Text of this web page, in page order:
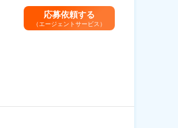
応募依頼する
（エージェントサービス）